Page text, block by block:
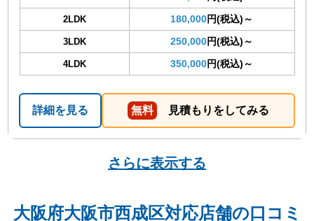
2LDK 180,000円(税込)～
3LDK 250,000円(税込)～
4LDK 350,000円(税込)～
詳細を見る 無料 見積もりをしてみる
さらに表示する
大阪府大阪市西成区対応店舗の口コミ